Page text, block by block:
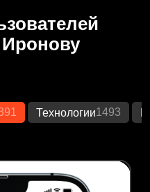
Технологии1493